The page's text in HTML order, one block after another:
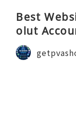
Best
olut